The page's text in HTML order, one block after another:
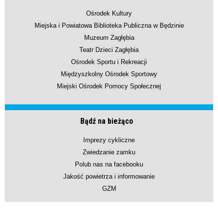
Ośrodek Kultury
Miejska i Powiatowa Biblioteka Publiczna w Będzinie
Muzeum Zagłębia
Teatr Dzieci Zagłębia
Ośrodek Sportu i Rekreacji
Międzyszkolny Ośrodek Sportowy
Miejski Ośrodek Pomocy Społecznej
Bądź na bieżąco
Imprezy cykliczne
Zwiedzanie zamku
Polub nas na facebooku
Jakość powietrza i informowanie
GZM